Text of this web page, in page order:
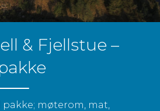
& Fjellstue –
møterom, mat,